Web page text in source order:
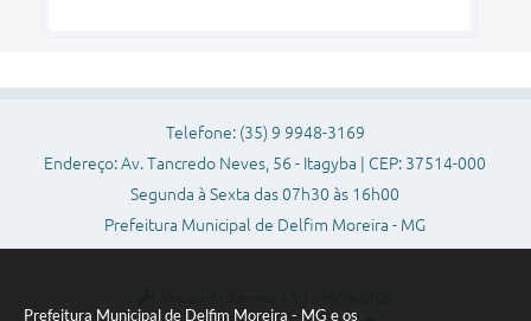
Prefeitura Municipal de Delfim Moreira - MG e os
Telefone: (35) 9 9948-3169
Endereço: Av. Tancredo Neves, 56 - Itagyba | CEP: 37514-000
Segunda à Sexta das 07h30 às 16h00
Prefeitura Municipal de Delfim Moreira - MG